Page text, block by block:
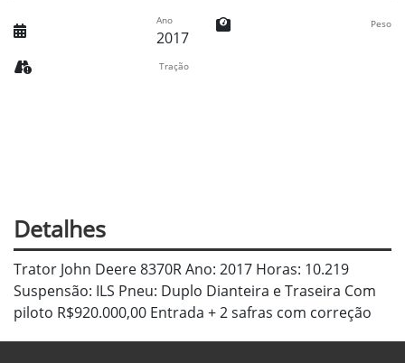
Ano
2017
Peso
Tração
Detalhes
Trator John Deere 8370R Ano: 2017 Horas: 10.219
Suspensão: ILS Pneu: Duplo Dianteira e Traseira Com
piloto R$920.000,00 Entrada + 2 safras com correção